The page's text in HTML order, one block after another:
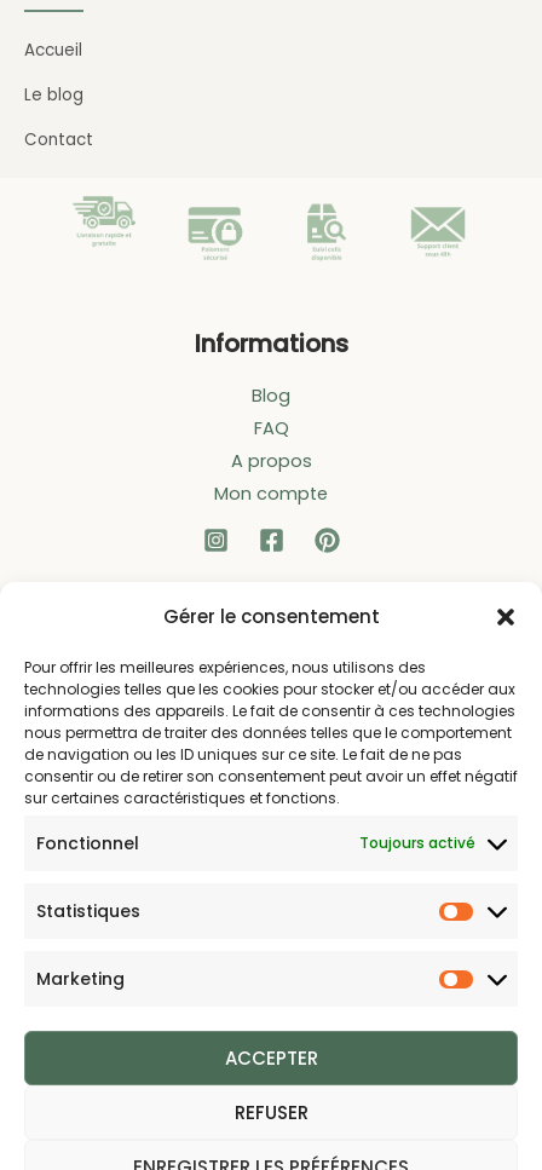
Gérer le consentement
Pour offrir les meilleures expériences, nous utilisons des
technologies telles que les cookies pour stocker et/ou accéder aux
informations des appareils. Le fait de consentir à ces technologies
nous permettra de traiter des données telles que le comportement
de navigation ou les ID uniques sur ce site. Le fait de ne pas
consentir ou de retirer son consentement peut avoir un effet négatif
sur certaines caractéristiques et fonctions.
Fonctionnel Toujours activé
Statistiques
Marketing
ACCEPTER
REFUSER
Accueil
Le blog
Contact
Informations
Blog
FAQ
A propos
Mon compte
Liens utiles
Politique d’expédition
Politique de confidentialité
Politique de remboursements
Conditions générales de vente et d’utilisation
Bijouterie en ligne
Bijoux Trèfle est votre boutique en ligne de référence sur
question sur nos bijoux ou une demande sur votre